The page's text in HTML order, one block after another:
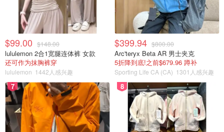
$99.00 $148.00
lululemon 2合1宽腿连体裤 女款
还可作为抹胸裤穿
lululemon 1442人感兴趣
$399.94 $800.00
Arc'teryx Beta AR 男士夹克
5折降到底!之前$679.96 蹲补
Sporting Life CA (CA) 1301人感兴趣
7 8